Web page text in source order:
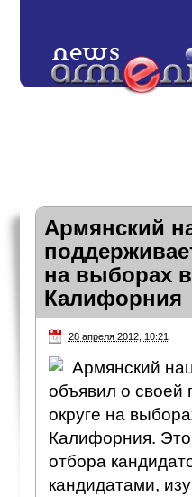
Армянский
на выборах
Калифорния
28 апреля 2012, 10:21
Армянский
объявил о своей
округе на
Калифорния.
отбора
кандидатами,